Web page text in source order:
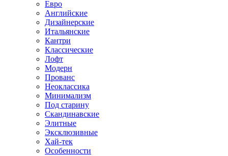
Евро
Английские
Дизайнерские
Итальянские
Кантри
Классические
Лофт
Модерн
Прованс
Неоклассика
Минимализм
Под старину
Скандинавские
Элитные
Эксклюзивные
Хай-тек
Особенности